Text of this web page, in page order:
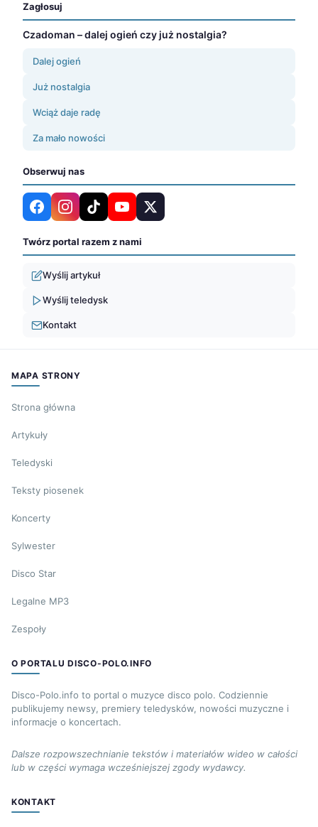
Zagłosuj
Czadoman – dalej ogień czy już nostalgia?
Dalej ogień
Już nostalgia
Wciąż daje radę
Za mało nowości
Obserwuj nas
Twórz portal razem z nami
Wyślij artykuł
Wyślij teledysk
Kontakt
MAPA STRONY
Strona główna
Artykuły
Teledyski
Teksty piosenek
Koncerty
Sylwester
Disco Star
Legalne MP3
Zespoły
O PORTALU DISCO-POLO.INFO
Disco-Polo.info to portal o muzyce disco polo. Codziennie
publikujemy newsy, premiery teledysków, nowości muzyczne i
informacje o koncertach.
Dalsze rozpowszechnianie tekstów i materiałów wideo w całości
lub w części wymaga wcześniejszej zgody wydawcy.
KONTAKT